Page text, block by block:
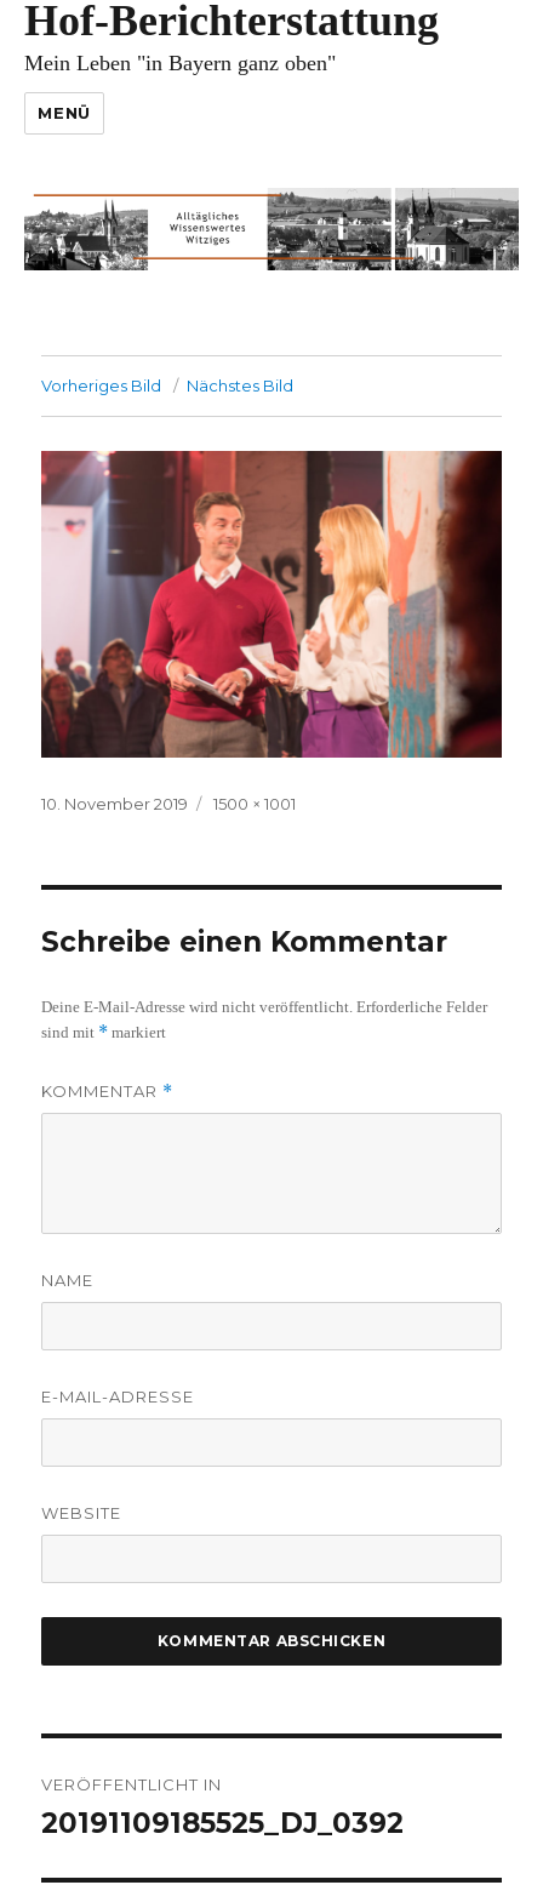
Hof-Berichterstattung
Mein Leben "in Bayern ganz oben"
MENÜ
Vorheriges Bild Nächstes Bild
Veröffentlicht
10. November 2019
Volle
1500 × 1001
Schreibe einen Kommentar
Deine E-Mail-Adresse wird nicht veröffentlicht. Erforderliche Felder
sind mit * markiert
KOMMENTAR *
NAME
E-MAIL-ADRESSE
WEBSITE
VERÖFFENTLICHT IN
20191109185525_DJ_0392